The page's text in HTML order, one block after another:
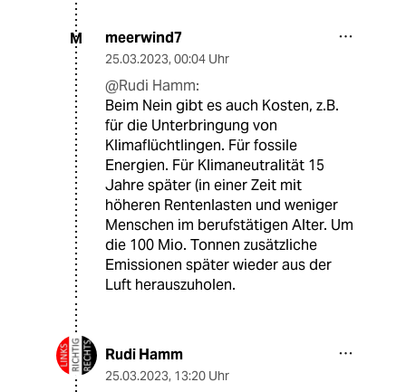
M meerwind7
25.03.2023, 00:04 Uhr
@Rudi Hamm:
Beim Nein gibt es auch Kosten, z.B.
für die Unterbringung von
Klimaflüchtlingen. Für fossile
Energien. Für Klimaneutralität 15
Jahre später (in einer Zeit mit
höheren Rentenlasten und weniger
Menschen im berufstätigen Alter. Um
die 100 Mio. Tonnen zusätzliche
Emissionen später wieder aus der
Luft herauszuholen.
Rudi Hamm
25.03.2023, 13:20 Uhr